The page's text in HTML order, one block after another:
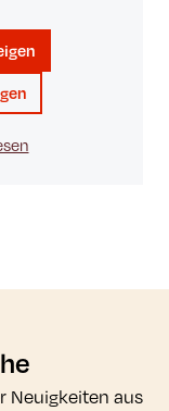
Neuigkeiten aus